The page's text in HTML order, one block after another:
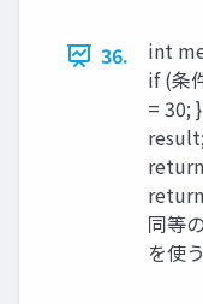
36.
int
if (条
= 30;
同等
を使